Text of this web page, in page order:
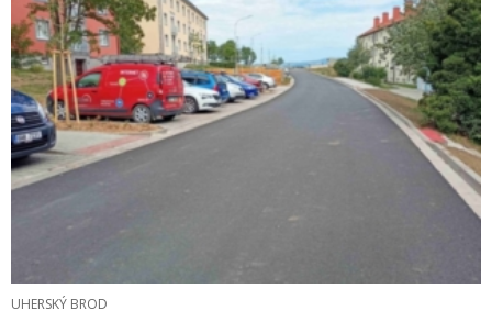
UHERSKÝ BROD